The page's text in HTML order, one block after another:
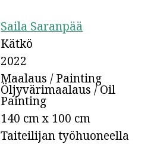
Saila Saranpää
Kätkö
2022
Maalaus / Painting
Öljyvärimaalaus / Oil
Painting
140 cm x 100 cm
Taiteilijan työhuoneella